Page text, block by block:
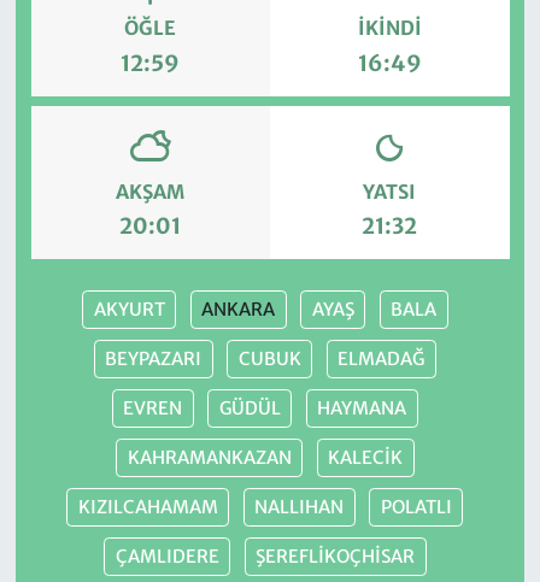
ÖĞLE
12:59
İKINDI
16:49
AKŞAM
20:01
YATSI
21:32
AKYURT ANKARA AYAŞ BALA
BEYPAZARI CUBUK ELMADAĞ
EVREN GÜDÜL HAYMANA
KAHRAMANKAZAN KALECİK
KIZILCAHAMAM NALLIHAN POLATLI
ÇAMLIDERE ŞEREFLİKOÇHİSAR